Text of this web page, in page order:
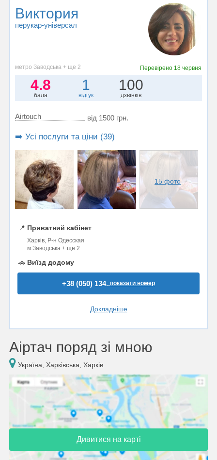
Виктория
перукар-універсал
метро Заводська + ще 2 Перевірено 18 червня
4.8
бала
1
відгук
100
дзвінків
Airtouch від 1500 грн.
➡️ Усі послуги та ціни (39)
15 фото
📍 Приватний кабінет
Харків, Р-н Одесская
м.Заводська + ще 2
🚗 Виїзд додому
+38 (050) 134..показати номер
Докладніше
Аіртач поряд зі мною
Україна, Харківська, Харків
Дивитися на карті